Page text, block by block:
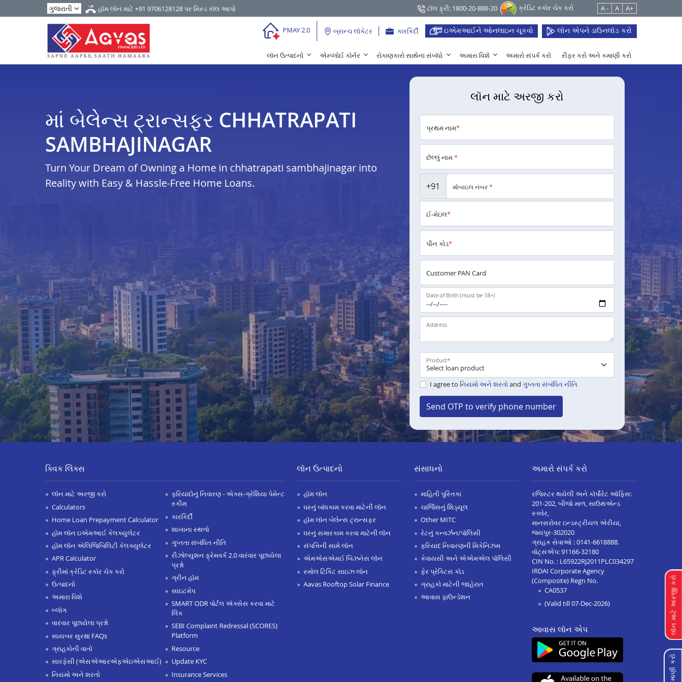
હૉમ લૉન માટે +91 9706128128પર મિસ્ડ કૉલ આપો ટૉલ ફ્રી: 1800-20-888-20 ક્રેડિટ સ્કૉર ચેક કરો A - A A+
PMAY 2.0 બ્રાન્ચ લૉકેટર કારકિર્દી ઇએમઆઈને ઓનલાઇન ચૂકવો લૉન એપને ડાઉનલૉડ કરો
લૉન ઉત્પાદનો એમ્પ્લોઈ કૉર્નર રોકાણકારો સાથેના સંબંધો અમારા વિશે અમારો સંપર્ક કરો રીફર કરો અને કમાણી કરો
માં બેલેન્સ ટ્રાન્સફર CHHATRAPATI
SAMBHAJINAGAR
Turn Your Dream of Owning a Home in chhatrapati sambhajinagar into
Reality with Easy & Hassle-Free Home Loans.
લૉન માટે અરજી કરો
પ્રથમ નામ*
છેલ્લું નામ*
+91 મોબાઇલ નંબર*
ઈ-મેઇલ*
પીન કોડ*
Customer PAN Card
Date of Birth (must be 18+)
Address
Product*
I agree to નિયમો અને શરતો and ગુપ્તતા સંબંધિત નીતિ
Send OTP to verify phone number
લૉન માટે અરજી કરો
ક્વિક લિંક્સ
લૉન માટે અરજી કરો
Calculators
Home Loan Prepayment Calculator
હૉમ લૉન ઇએમઆઈ કેલક્યુલેટર
હૉમ લૉન એલિજિબિલિટી કેલક્યુલેટર
APR Calculator
ફ્રીમાં ક્રેડિટ સ્કૉર ચેક કરો
ઉત્પાદનો
અમારા વિશે
બ્લૉગ
વારંવાર પૂછાયેલા પ્રશ્નો
સાયબર સુરક્ષા FAQs
ગ્રાહકોની વાતો
સારફેસી (એસએઆરએફએઇએસઆઈ)
નિયમો અને શરતો
ફરિયાદોનું નિવારણ - એક્સ-ગ્રેશિયા પેમેન્ટ
સ્કીમ
કારકિર્દી
શાખાના સ્થળો
ગુપ્તતા સંબંધિત નીતિ
રીઝોલ્યુશન ફ્રેમવર્ક 2.0 વારંવાર પૂછાયેલા
પ્રશ્નો
ગ્રીન હૉમ
સાઇટમેપ
SMART ODR પોર્ટલ ઍક્સેસ કરવા માટે
લિંક
SEBI Complaint Redressal (SCORES)
Platform
Resource
Update KYC
Insurance Services
લૉન ઉત્પાદનો
હૉમ લૉન
ઘરનું બાંધકામ કરવા માટેની લૉન
હૉમ લૉન બેલેન્સ ટ્રાન્સફર
ઘરનું સમારકામ કરવા માટેની લૉન
સંપત્તિની સામે લૉન
એમએસએમઈ બિઝનેસ લૉન
સ્મોલ ટિકિટ સાઇઝ લૉન
Aavas Rooftop Solar Finance
સંસાધનો
માહિતી પુસ્તિકા
ચાર્જિસનું શિડ્યૂલ
Other MITC
રેટનું કન્વર્ઝન/પૉલિસી
ફરિયાદ નિવારણની મિકેનિઝમ
કેવાયસી અને એએમએલ પૉલિસી
ફેર પ્રેક્ટિસ કૉડ
ગ્રાહકો માટેની જાહેરાત
આવાસ ફાઉન્ડેશન
અમારો સંપર્ક કરો
રજિસ્ટર થયેલી અને કૉર્પોરેટ ઑફિસ:
201-202, બીજો માળ, સાઉથએન્ડ
સ્ક્વેર,
માનસરોવર ઇન્ડસ્ટ્રીયલ એરીયા,
જયપુર-302020
ગ્રાહક સેવાઓ :0141-6618888.
વૉટ્સએપ:91166-32180
CIN No. : L65922RJ2011PLC034297
IRDAI Corporate Agency
(Composite) Regn No.
CA0537
(Valid till 07-Dec-2026)
આવાસ લૉન એપ